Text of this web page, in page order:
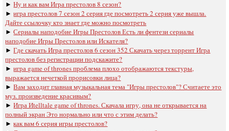
►Ну и как вам Игра престолов 8 сезон?
►игра престолов 7 сезон 2 серия где посмотреть 2 серия уже вышла.
Дайте ссылочку кто знает где можно посмотреть
►Сериалы наподобие Игры Престолов Есть ли фентези сериалы
наподобие Игры Престолов или Искателя?
►Где скачать Игра престолов 6 сезон 352 Скачать через торрент Игра
престолов без регистрации подскажите?
►игра game of thrones проблема плохо отображаются текстуры,
выражается нечеткой прорисовки лица?
►Вам заходит главная музыкальная тема "Игры престолов"? Считаете это
муз. произведение красивым?
►Игра Иtelltale game of thrones. Скачала игру, она не открывается на
полный экран Это нормально или что с этим делать?
►как вам 6 серия игры престолов?